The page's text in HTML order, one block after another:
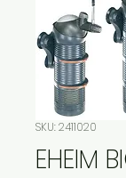
SKU: 2411020
EHEIM